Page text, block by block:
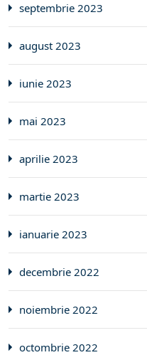
septembrie 2023
august 2023
iunie 2023
mai 2023
aprilie 2023
martie 2023
ianuarie 2023
decembrie 2022
noiembrie 2022
octombrie 2022